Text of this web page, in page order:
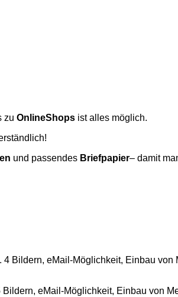
zu OnlineShops ist alles möglich.
und passendes Briefpapier– damit
Bildern, eMail-Möglichkeit, Einbau
eMail-Möglichkeit, Einbau von